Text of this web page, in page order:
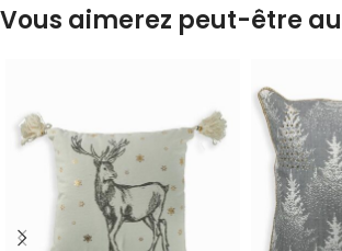
Vous aimerez peut-être